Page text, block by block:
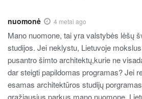
nuomonė 4 metai ago
Mano nuomone, tai yra valstybės lėšų
studijos. Jei neklystu, Lietuvoje
pusantro šimto architektų,kurie ne
dar steigti papildomas programas? Jei
esamas architektūros studijų
gražiausius parkus,mano nuomone,